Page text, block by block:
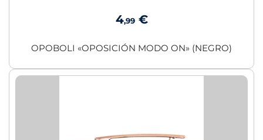
4,99 €
OPOBOLI «OPOSICIÓN MODO ON» (NEGRO)